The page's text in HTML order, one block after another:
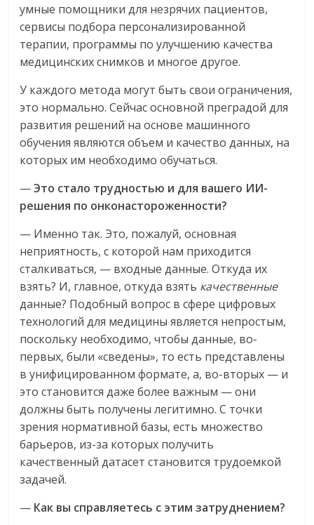
умные помощники для незрячих пациентов,
сервисы подбора персонализированной
терапии, программы по улучшению качества
медицинских снимков и многое другое.
У каждого метода могут быть свои ограничения,
это нормально. Сейчас основной преградой для
развития решений на основе машинного
обучения являются объем и качество данных, на
которых им необходимо обучаться.
—Это стало трудностью и для вашего ИИ-
решения по онконастороженности?
— Именно так. Это, пожалуй, основная
неприятность, с которой нам приходится
сталкиваться, — входные данные. Откуда их
взять? И, главное, откуда взять качественные
данные? Подобный вопрос в сфере цифровых
технологий для медицины является непростым,
поскольку необходимо, чтобы данные, во-
первых, были «сведены», то есть представлены
в унифицированном формате, а, во-вторых — и
это становится даже более важным — они
должны быть получены легитимно. С точки
зрения нормативной базы, есть множество
барьеров, из-за которых получить
качественный датасет становится трудоемкой
задачей.
— Как вы справляетесь с этим затруднением?